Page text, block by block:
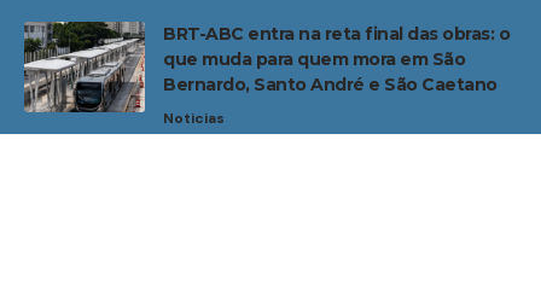
BRT-ABC entra na reta final das obras: o
que muda para quem mora em São
Bernardo, Santo André e São Caetano
Noticias